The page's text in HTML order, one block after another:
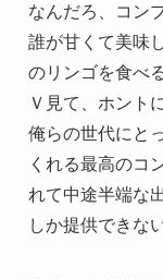
なんだろ、コン
誰が甘くて美味
のリンゴを食べ
Ｖ見て、ホント
俺らの世代にと
くれる最高のコ
れて中途半端な
しか提供できな